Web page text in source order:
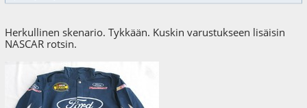
Herkullinen skenario. Tykkään. Kuskin varustukseen lisäisin
NASCAR rotsin.